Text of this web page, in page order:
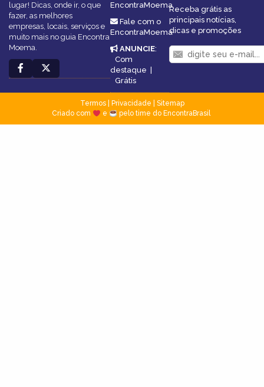
lugar! Dicas, onde ir, o que
fazer, as melhores
empresas, locais, serviços e
muito mais no guia Encontra
Moema.
EncontraMoema
Fale com o
EncontraMoema
ANUNCIE:
Com
destaque
Grátis
Receba grátis as
principais notícias,
dicas e promoções
Termos| Privacidade
Sitemap
Criado com
e pelo time do EncontraBrasil